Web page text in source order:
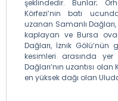
şeklindedir. Bunlar;
Körfezi’nin batı
uzanan Samanlı
kaplayan ve Bursa
Dağları, İznik Gölü’nün
kesimleri arasında yer
Dağları’nın uzantısı
en yüksek dağı olan